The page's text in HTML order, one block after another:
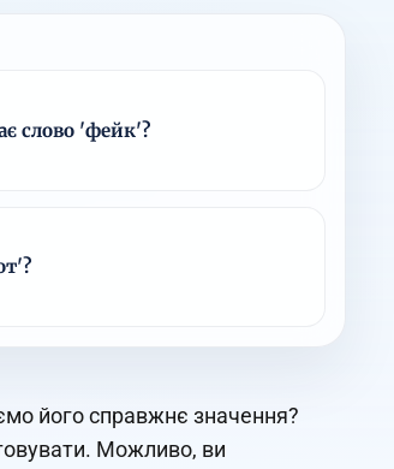
слово 'фейк'?
його справжнє значення?
Можливо, ви